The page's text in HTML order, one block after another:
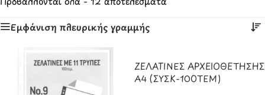
Εμφάνιση πλευρικής γραμμής
ΖΕΛΑΤΙΝΕΣ ΑΡΧΕΙΟΘΕΤΗΣΗΣ
Α4 (ΣΥΣΚ-100ΤΕΜ)